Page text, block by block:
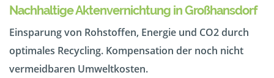
Nachhaltige Aktenvernichtung in Großhansdorf
Einsparung von Rohstoffen, Energie und CO2 durch
optimales Recycling. Kompensation der noch nicht
vermeidbaren Umweltkosten.